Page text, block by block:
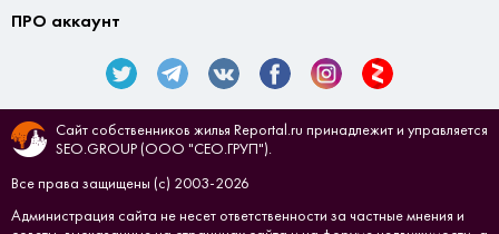
ПРО аккаунт
Сайт собственников жилья Reportal.ru принадлежит и управляется
SEO.GROUP (ООО "СЕО.ГРУП").
Все права защищены (с) 2003-2026
Администрация сайта не несет ответственности за частные мнения и